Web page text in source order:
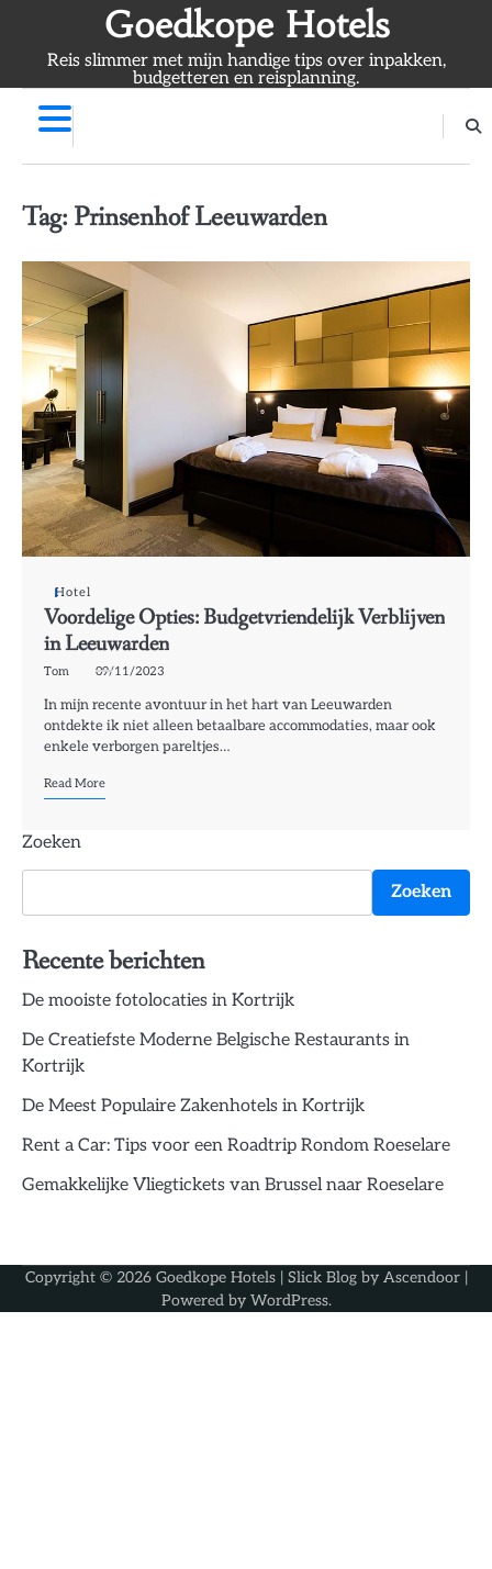
content
Goedkope Hotels
Reis slimmer met mijn handige tips over inpakken,
budgetteren en reisplanning.
Tag: Prinsenhof Leeuwarden
Hotel
Voordelige Opties: Budgetvriendelijk Verblijven
in Leeuwarden
Tom 09/11/2023
In mijn recente avontuur in het hart van Leeuwarden
ontdekte ik niet alleen betaalbare accommodaties, maar ook
enkele verborgen pareltjes…
Read More
Zoeken
Zoeken
Recente berichten
De mooiste fotolocaties in Kortrijk
De Creatiefste Moderne Belgische Restaurants in
Kortrijk
De Meest Populaire Zakenhotels in Kortrijk
Rent a Car: Tips voor een Roadtrip Rondom Roeselare
Gemakkelijke Vliegtickets van Brussel naar Roeselare
Copyright © 2026 Goedkope Hotels| Slick Blog by Ascendoor|
Powered by WordPress.